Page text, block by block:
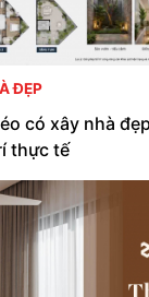
ĐẸP
có xây nhà
thực tế